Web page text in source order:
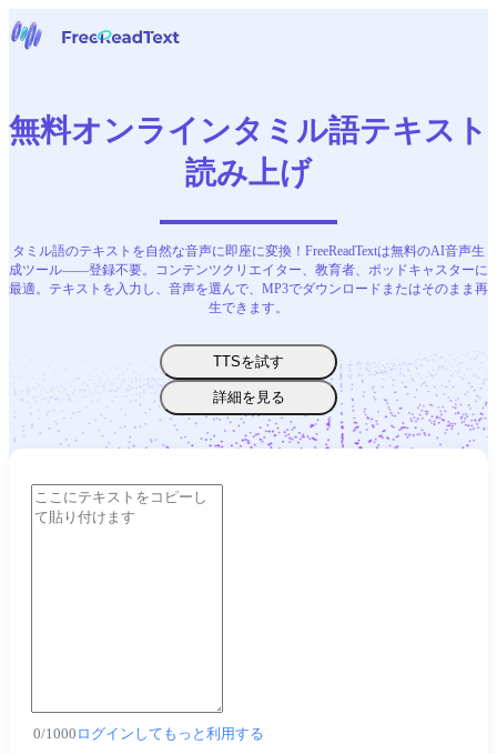
音声からテキストへ
ツール
日本語
無料オンラインタミル語テキスト
読み上げ
タミル語のテキストを自然な音声に即座に変換！FreeReadTextは無料のAI音声生
成ツール——登録不要。コンテンツクリエイター、教育者、ポッドキャスターに
最適。テキストを入力し、音声を選んで、MP3でダウンロードまたはそのまま再
生できます。
TTSを試す
詳細を見る
0/1000 ログインしてもっと利用する